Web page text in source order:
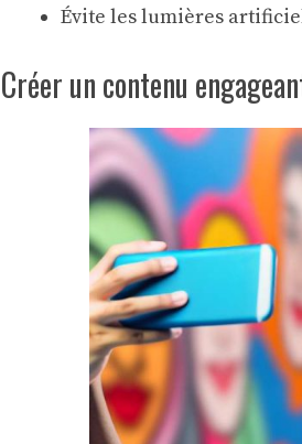
Évite les lumières
Créer un contenu